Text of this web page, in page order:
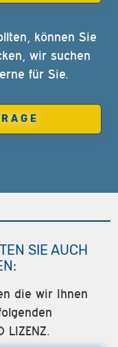
können Sie
wir suchen
für Sie.
SIE AUCH
die wir Ihnen
LIZENZ.